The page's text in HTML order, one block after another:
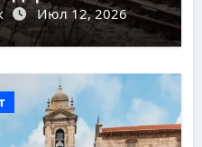
Июл 12, 2026